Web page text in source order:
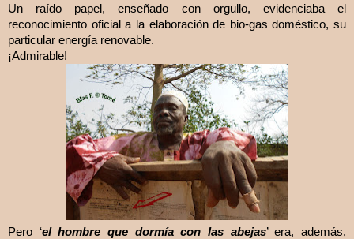
Un raído papel, enseñado con orgullo, evidenciaba el
reconocimiento oficial a la elaboración de bio-gas doméstico, su
particular energía renovable.
¡Admirable!
Pero ‘el hombre que dormía con las abejas’ era, además,